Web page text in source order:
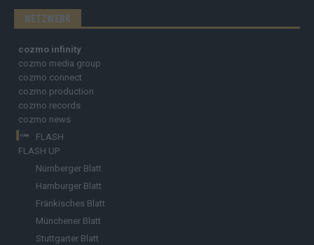
NETZWERK
cozmo infinity
cozmo media group
cozmo connect
cozmo production
cozmo records
cozmo news
FLASH
FLASH UP
Nürnberger Blatt
Hamburger Blatt
Fränkisches Blatt
Münchener Blatt
Stuttgarter Blatt